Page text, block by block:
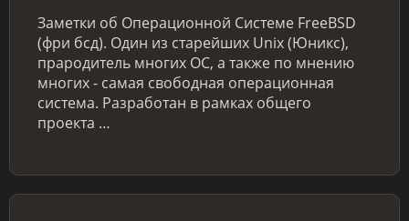
Заметки об Операционной Системе FreeBSD
(фри бсд). Один из старейших Unix (Юникс),
прародитель многих ОС, а также по мнению
многих - самая свободная операционная
система. Разработан в рамках общего
проекта …